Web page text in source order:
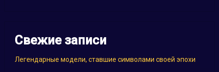
Свежие записи
Легендарные модели, ставшие символами своей эпохи